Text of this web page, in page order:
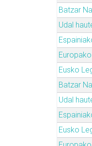
Batzar
Udal
Eusko
Batzar
Udal
Eusko